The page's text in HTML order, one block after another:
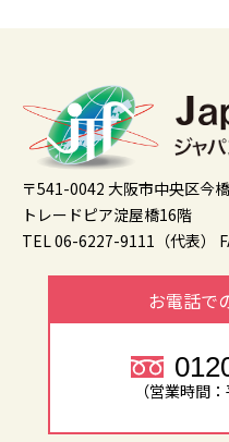
〒541-0042 大阪市中央区今
トレードピア淀屋橋16階
TEL 06-6227-9111（代表）
お電話で
（営業時間